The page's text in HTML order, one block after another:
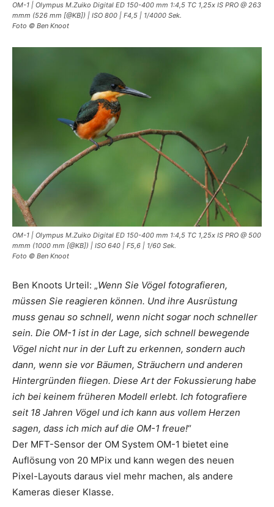
OM-1 | Olympus M.Zuiko Digital ED 150-400 mm 1:4,5 TC 1,25x IS PRO @ 263
mmm (526 mm [@KB]) | ISO 800 | F4,5 | 1/4000 Sek.
Foto © Ben Knoot
OM-1 | Olympus M.Zuiko Digital ED 150-400 mm 1:4,5 TC 1,25x IS PRO @ 500
mmm (1000 mm [@KB]) | ISO 640 | F5,6 | 1/60 Sek.
Foto © Ben Knoot
Ben Knoots Urteil: „Wenn Sie Vögel fotografieren,
müssen Sie reagieren können. Und ihre Ausrüstung
muss genau so schnell, wenn nicht sogar noch schneller
sein. Die OM-1 ist in der Lage, sich schnell bewegende
Vögel nicht nur in der Luft zu erkennen, sondern auch
dann, wenn sie vor Bäumen, Sträuchern und anderen
Hintergründen fliegen. Diese Art der Fokussierung habe
ich bei keinem früheren Modell erlebt. Ich fotografiere
seit 18 Jahren Vögel und ich kann aus vollem Herzen
sagen, dass ich mich auf die OM-1 freue!“
Der MFT-Sensor der OM System OM-1 bietet eine
Auflösung von 20 MPix und kann wegen des neuen
Pixel-Layouts daraus viel mehr machen, als andere
Kameras dieser Klasse.